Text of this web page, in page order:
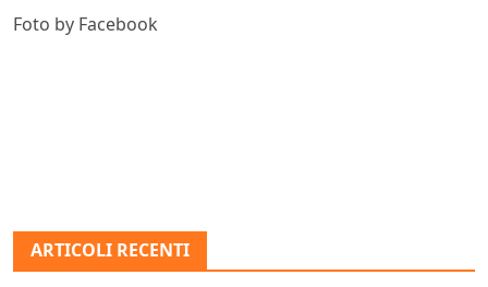
Foto by Facebook
ARTICOLI RECENTI